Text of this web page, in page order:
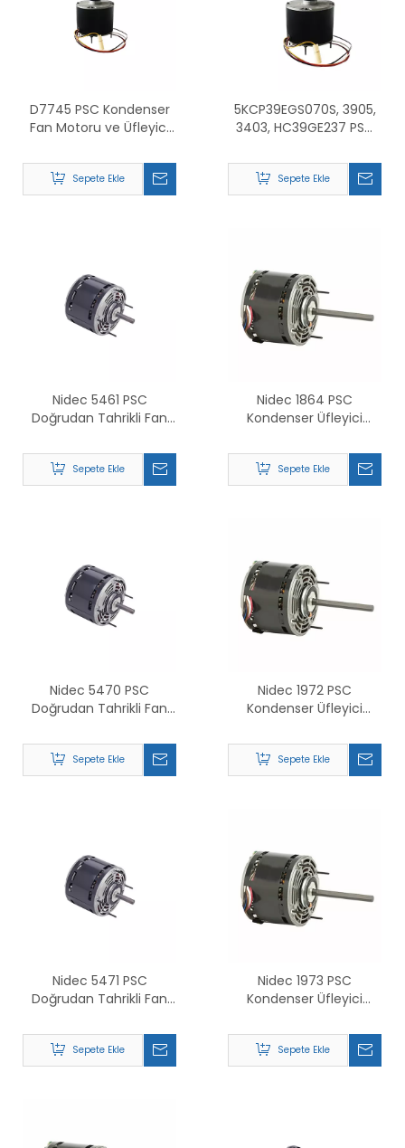
D7745 PSC Kondenser
Fan Motoru ve Üfleyici
Sepete Ekle
5KCP39EGS070S, 3905,
3403, HC39GE237 PSC
Motorunun
Değiştirilmesi
Sepete Ekle
Nidec 5461 PSC
Doğrudan Tahrikli Fan
Değiştirin
Sepete Ekle
Nidec 1864 PSC
Kondenser Üfleyici
Sepete Ekle
Nidec 5470 PSC
Doğrudan Tahrikli Fan
Değiştirin
Sepete Ekle
Nidec 1972 PSC
Kondenser Üfleyici
Sepete Ekle
Nidec 5471 PSC
Doğrudan Tahrikli Fan
Değiştirin
Sepete Ekle
Nidec 1973 PSC
Kondenser Üfleyici
Sepete Ekle